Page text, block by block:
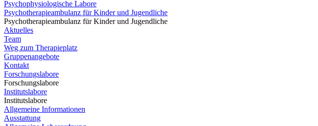
Psychophysiologische Labore
Psychotherapieambulanz für Kinder und Jugendliche
Psychotherapieambulanz für Kinder und Jugendliche
Aktuelles
Team
Weg zum Therapieplatz
Gruppenangebote
Kontakt
Forschungslabore
Forschungslabore
Institutslabore
Institutslabore
Allgemeine Informationen
Ausstattung